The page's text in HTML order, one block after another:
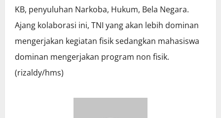
KB, penyuluhan Narkoba, Hukum, Bela Negara.
Ajang kolaborasi ini, TNI yang akan lebih dominan
mengerjakan kegiatan fisik sedangkan mahasiswa
dominan mengerjakan program non fisik.
(rizaldy/hms)